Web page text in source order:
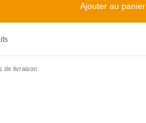
Ajouter au panier
de livraison